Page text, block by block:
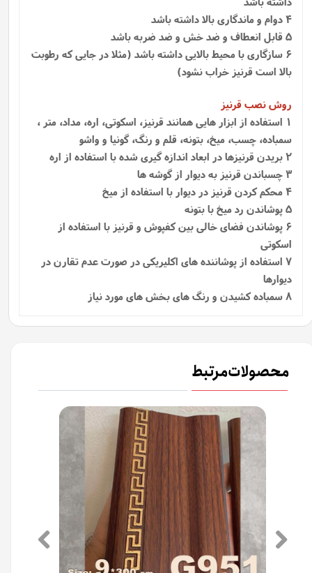
4 دوام و ماندگاری بالا داشته باشد
5 قابل انعطاف و ضد خش و ضد ضربه باشد
6 سازگاری با محیط بالایی داشته باشد (مثلا در جایی که رطوبت
بالا است قرنیز خراب نشود)
روش نصب قرنیز
1 استفاده از ابزار هایی همانند قرنیز، اسکوتی، اره، مداد، متر ،
سمباده، چسب، میخ، بتونه، قلم و رنگ، گونیا و واشو
2 بریدن قرنیزها در ابعاد اندازه گیری شده با استفاده از اره
3 چسباندن قرنیز به دیوار از گوشه ها
4 محکم کردن قرنیز در دیوار با استفاده از میخ
5 پوشاندن رد میخ با بتونه
6 پوشاندن فضای خالی بین کفپوش و قرنیز با استفاده از
اسکوتی
7 استفاده از پوشاننده‌ های اکلیریکی در صورت عدم تقارن در
دیوارها
8 سمباده کشیدن و رنگ های بخش های مورد نیاز
محصولات مرتبط